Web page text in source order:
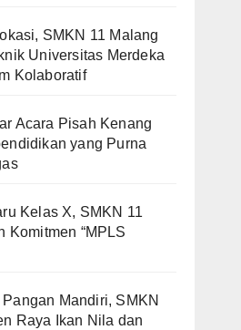
SMKN 11 Malang
Universitas Merdeka
Kolaboratif
Acara Pisah Kenang
yang Purna
Kelas X, SMKN 11
Komitmen “MPLS
Mandiri, SMKN
Raya Ikan Nila dan